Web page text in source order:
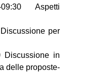
Aspetti
per
Discussione in
delle proposte-